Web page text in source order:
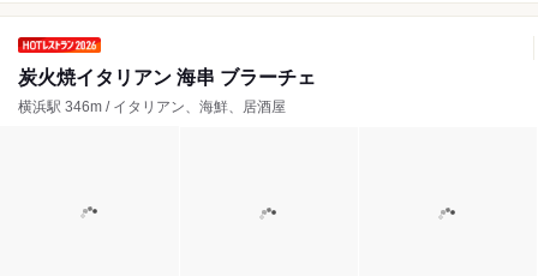
炭火焼イタリアン 海串 ブラーチェ
横浜駅 346m / イタリアン、海鮮、居酒屋